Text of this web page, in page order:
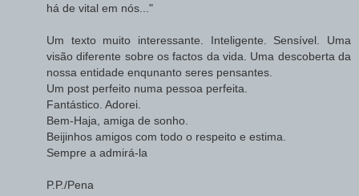
há de vital em nós..."
Um texto muito interessante. Inteligente. Sensível. Uma
visão diferente sobre os factos da vida. Uma descoberta da
nossa entidade enqunanto seres pensantes.
Um post perfeito numa pessoa perfeita.
Fantástico. Adorei.
Bem-Haja, amiga de sonho.
Beijinhos amigos com todo o respeito e estima.
Sempre a admirá-la
P.P./Pena